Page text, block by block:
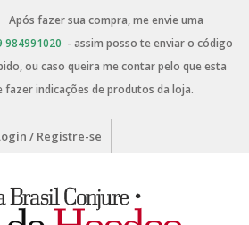
Após fazer sua compra, me envie uma
984991020 - assim posso te enviar o código
ou caso queira me contar pelo que esta
fazer indicações de produtos da loja.
/ Registre-se